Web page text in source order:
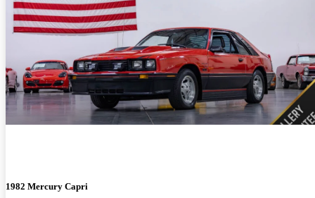
1982 Mercury Capri